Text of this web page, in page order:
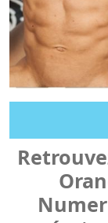
Lire aussi